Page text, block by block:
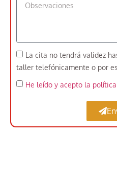
La cita no tendrá validez
taller telefónicamente o por
He leído y acepto la